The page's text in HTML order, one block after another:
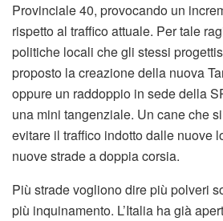
Provinciale 40, provocando un
rispetto al traffico attuale. Per tale
politiche locali che gli stessi
proposto la creazione della nuova
oppure un raddoppio in sede della
una mini tangenziale. Un cane che
evitare il traffico indotto dalle nuove
nuove strade a doppia corsia.
Più strade vogliono dire più polveri
più inquinamento. L’Italia ha già